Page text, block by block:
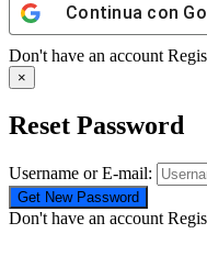
Continua con
Don't have an account
×
Reset Password
Username or E-mail:
Don't have an account